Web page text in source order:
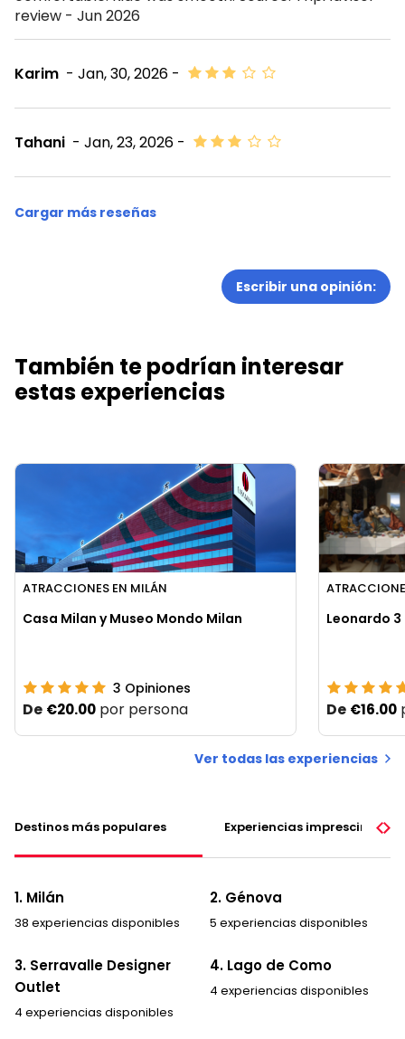
review - Jun 2026
- Jan, 30, 2026 -
Karim
- Jan, 23, 2026 -
Tahani
Cargar más reseñas
Escribir una opinión:
También te podrían interesar
estas experiencias
ATRACCIONES EN MILÁN
Casa Milan y Museo Mondo Milan
3 Opiniones
De €20.00 por persona
Leonardo 3
De €16.00
Ver todas las experiencias
Destinos más populares Experiencias imprescindibles
1. Milán
38 experiencias disponibles
2. Génova
5 experiencias disponibles
3. Serravalle Designer
Outlet
4 experiencias disponibles
4. Lago de Como
4 experiencias disponibles